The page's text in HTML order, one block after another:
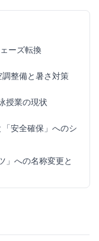
ーズ転換
整備と暑さ対策
授業の現状
安全確保」へのシ
」への名称変更と